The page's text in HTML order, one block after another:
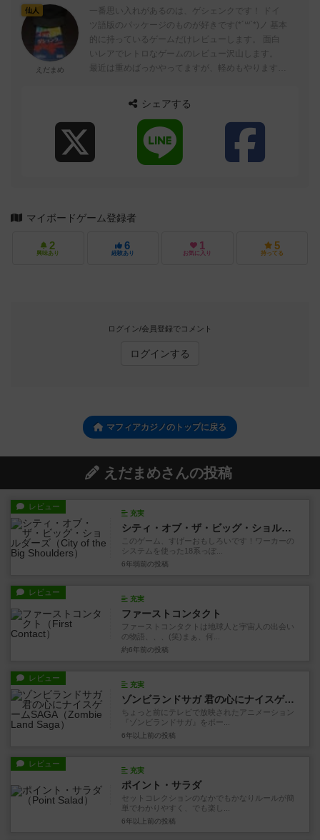
仙人
えだまめ
一番思い入れがあるのは、ゲシェンクです！ ドイ
ツ語版のパッケージのものが好きです(*´꒳`*)ノ 基本
的に持っているゲームだけレビューします。 面白
いレアでレトロなゲームのレビュー沢山します。
最近は重めばっかやってますが、軽めもやります
シェアする
マイボードゲーム登録者
2
興味あり
6
経験あり
1
お気に入り
5
持ってる
ログイン/会員登録でコメント
ログインする
マフィアカジノのトップに戻る
えだまめさんの投稿
レビュー
充実
シティ・オブ・ザ・ビッグ・ショルダーズ
このゲーム、すげーおもしろいです！ワーカーの
システムを使った18系っぽ...
6年弱前 の投稿
レビュー
充実
ファーストコンタクト
ファーストコンタクトは地球人と宇宙人の出会い
の物語、、、(笑)まぁ、何...
約6年前 の投稿
レビュー
充実
ゾンビランドサガ 君の心にナイスゲームSAGA
ちょっと前にテレビで放映されたアニメーション
『ゾンビランドサガ』をボー...
6年以上前 の投稿
レビュー
充実
ポイント・サラダ
セットコレクションのなかでもかなりルールが簡
単でわかりやすく、でも楽し...
6年以上前 の投稿